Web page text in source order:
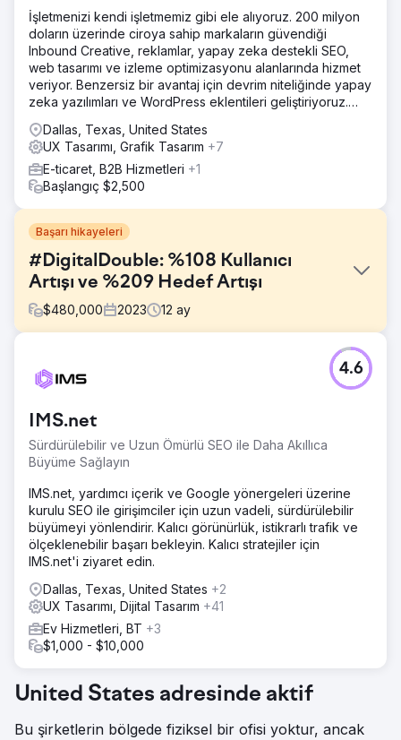
İşletmenizi kendi işletmemiz gibi ele alıyoruz. 200 milyon
doların üzerinde ciroya sahip markaların güvendiği
Inbound Creative, reklamlar, yapay zeka destekli SEO,
web tasarımı ve izleme optimizasyonu alanlarında hizmet
veriyor. Benzersiz bir avantaj için devrim niteliğinde yapay
zeka yazılımları ve WordPress eklentileri geliştiriyoruz.
Dallas, Texas, United States
UX Tasarımı, Grafik Tasarım +7
E-ticaret, B2B Hizmetleri +1
Başlangıç $2,500
Başarı hikayeleri
#DigitalDouble: %108 Kullanıcı
Artışı ve %209 Hedef Artışı
$480,000 2023 12 ay
Bir B2C işletmesinin, rekabetçi bir pazarda kullanıcı
tabanını ikiye katlaması ve dönüşümleri artırması
müşterileri daha etkili bir şekilde çekmek ve elde tutmak
için dijital varlığını geliştirmekti
Çözüm
Kullanıcı deneyimini ve hedeflenen pazarlamayı optimize
etmeye odaklanarak dijital bir dönüşüm uyguladı. Web
sitesi yenilendi ve kullanıcı tabanını ve dönüşüm oranlarını
artırmak amacıyla kampanyaları kişiselleştirmek için veri
analitiği kullanıldı.
Sonuç
Kullanıcı tabanı %108 artışla 56.000'e, hedef tamamlama
sayısı %209 artışla 2.945'e ve dönüşüm oranı %46 artışla
%4,18'e yükseldi. Bu stratejik dijital geliştirmeler şirketin
pazar performansını önemli ölçüde artırdı.
Ajans sayfasına git
IMS.net
Sürdürülebilir ve Uzun Ömürlü SEO ile Daha Akıllıca
Büyüme Sağlayın
4.6
IMS.net, yardımcı içerik ve Google yönergeleri üzerine
kurulu SEO ile girişimciler için uzun vadeli, sürdürülebilir
büyümeyi yönlendirir. Kalıcı görünürlük, istikrarlı trafik ve
ölçeklenebilir başarı bekleyin. Kalıcı stratejiler için
IMS.net'i ziyaret edin.
Dallas, Texas, United States +2
UX Tasarımı, Dijital Tasarım +41
Ev Hizmetleri, BT +3
$1,000 - $10,000
United States adresinde aktif
Bu şirketlerin bölgede fiziksel bir ofisi yoktur, ancak